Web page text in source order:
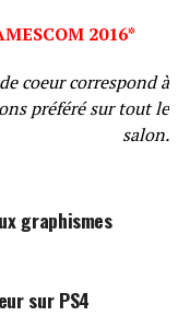
2016*
coeur correspond à
préféré sur tout le
salon.
graphismes
sur PS4